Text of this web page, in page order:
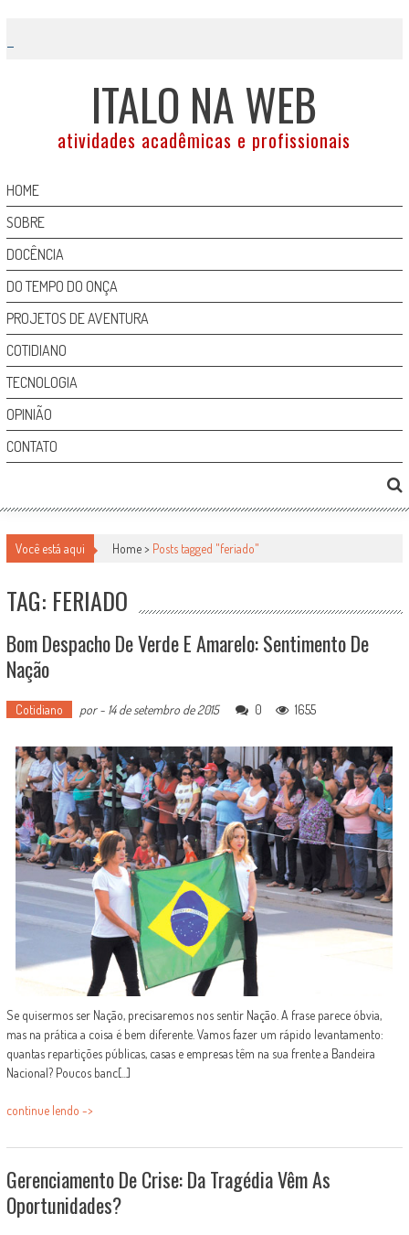
content
ITALO NA WEB
atividades acadêmicas e profissionais
HOME
SOBRE
DOCÊNCIA
DO TEMPO DO ONÇA
PROJETOS DE AVENTURA
COTIDIANO
TECNOLOGIA
OPINIÃO
CONTATO
Você está aqui Home > Posts tagged "feriado"
TAG: FERIADO
Bom Despacho De Verde E Amarelo: Sentimento De
Nação
Cotidiano por- 14 de setembro de 2015 0 1655
Se quisermos ser Nação, precisaremos nos sentir Nação. A frase parece óbvia,
mas na prática a coisa é bem diferente. Vamos fazer um rápido levantamento:
quantas repartições públicas, casas e empresas têm na sua frente a Bandeira
Nacional? Poucos banc[...]
continue lendo ->
Gerenciamento De Crise: Da Tragédia Vêm As
Oportunidades?